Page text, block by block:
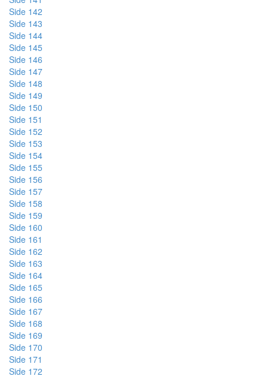
Side 142
Side 143
Side 144
Side 145
Side 146
Side 147
Side 148
Side 149
Side 150
Side 151
Side 152
Side 153
Side 154
Side 155
Side 156
Side 157
Side 158
Side 159
Side 160
Side 161
Side 162
Side 163
Side 164
Side 165
Side 166
Side 167
Side 168
Side 169
Side 170
Side 171
Side 172